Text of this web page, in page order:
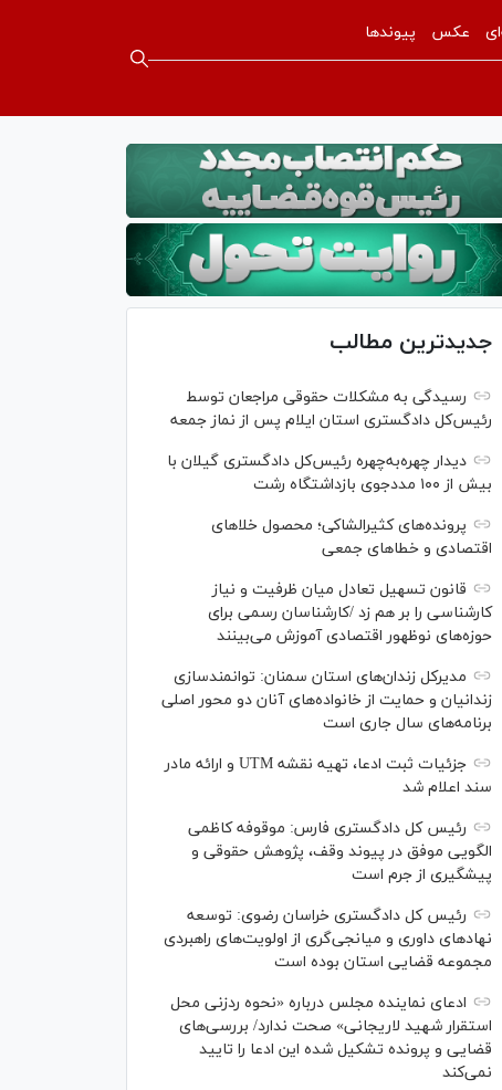
عکس پیوندها
جدیدترین مطالب
رسیدگی به مشکلات حقوقی مراجعان توسط
رئیس‌کل دادگستری استان ایلام پس از نماز جمعه
دیدار چهره‌به‌چهره رئیس‌کل دادگستری گیلان با
بیش از ۱۰۰ مددجوی بازداشتگاه رشت
پرونده‌های کثیرالشاکی؛ محصول خلا‌های
اقتصادی و خطا‌های جمعی
قانون تسهیل تعادل میان ظرفیت و نیاز
کارشناسی را بر هم زد /کارشناسان رسمی برای
حوزه‌های نوظهور اقتصادی آموزش می‌بینند
مدیرکل زندان‌های استان سمنان: توانمندسازی
زندانیان و حمایت از خانواده‌های آنان دو محور اصلی
برنامه‌های سال جاری است
جزئیات ثبت ادعا، تهیه نقشه UTM و ارائه مادر
سند اعلام شد
رئیس کل دادگستری فارس: موقوفه کاظمی
الگویی موفق در پیوند وقف، پژوهش حقوقی و
پیشگیری از جرم است
رئیس کل دادگستری خراسان رضوی: توسعه
نهاد‌های داوری و میانجی‌گری از اولویت‌های راهبردی
مجموعه قضایی استان بوده است
ادعای نماینده مجلس درباره «نحوه ردزنی محل
استقرار شهید لاریجانی» صحت ندارد/ بررسی‌های
قضایی و پرونده تشکیل شده این ادعا را تایید
نمی‌کند